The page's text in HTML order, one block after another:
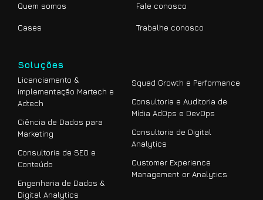
Quem somos
Cases
Fale conosco
Trabalhe conosco
Soluções
Licenciamento &
implementação Martech e
Adtech
Ciência de Dados para
Marketing
Consultoria de SEO e
Conteúdo
Engenharia de Dados &
Digital Analytics
Squad Growth e Performance
Consultoria e Auditoria de
Mídia AdOps e DevOps
Consultoria de Digital
Analytics
Customer Experience
Management or Analytics